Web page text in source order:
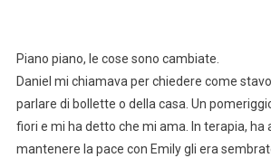
Piano piano, le cose sono cambiate.
Daniel mi chiamava per chiedere come
parlare di bollette o della casa. Un
fiori e mi ha detto che mi ama. In terapia, ha
mantenere la pace con Emily gli era